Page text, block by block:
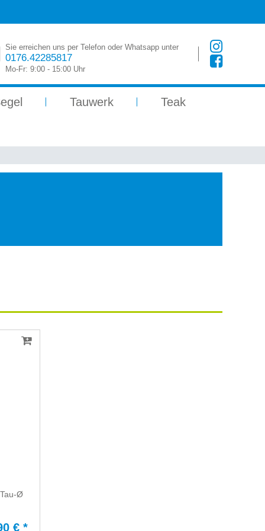
Sie erreichen uns per Telefon oder Whatsapp unter
0176.42285817
Mo-Fr: 9:00 - 15:00 Uhr
Tauwerk Teak
Ø
€ *